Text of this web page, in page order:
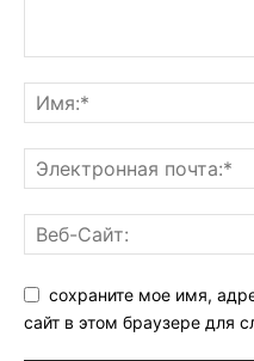
сохраните мое имя,
сайт в этом браузере для